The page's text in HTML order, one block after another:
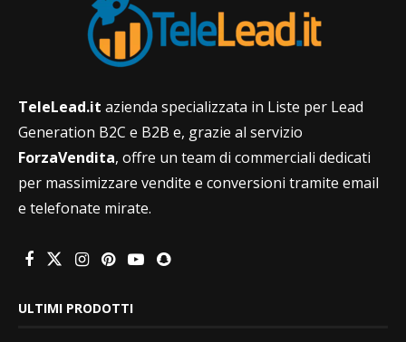
TeleLead.it azienda specializzata in Liste per Lead
Generation B2C e B2B e, grazie al servizio
ForzaVendita, offre un team di commerciali dedicati
per massimizzare vendite e conversioni tramite email
e telefonate mirate.
ULTIMI PRODOTTI